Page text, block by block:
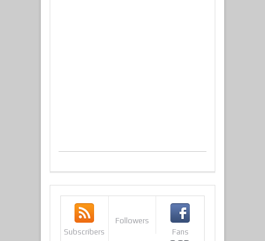
Subscribers
Followers
Fans